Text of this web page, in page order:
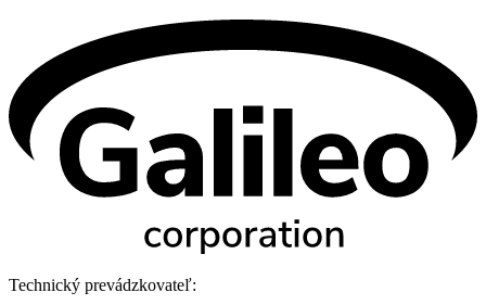
Technický prevádzkovateľ: